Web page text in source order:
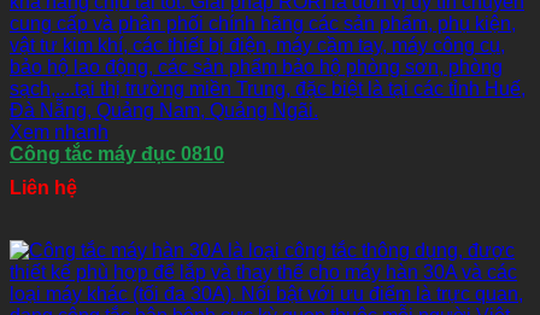
Xem nhanh
Công tắc máy đục 0810
Liên hệ